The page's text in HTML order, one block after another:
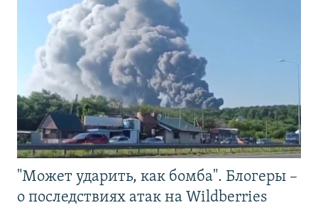
"Может ударить, как бомба". Блогеры –
о последствиях атак на Wildberries